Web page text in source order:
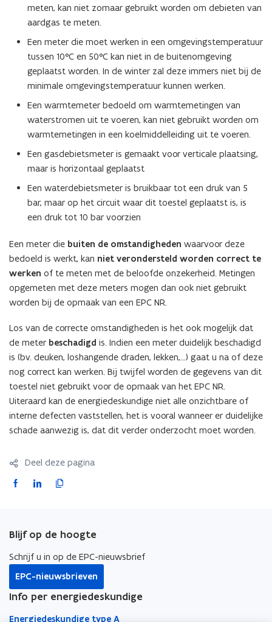
meten, kan niet zomaar gebruikt worden om debieten van
aardgas te meten.
Een meter die moet werken in een omgevingstemperatuur
tussen 10°C en 50°C kan niet in de buitenomgeving
geplaatst worden. In de winter zal deze immers niet bij de
minimale omgevingstemperatuur kunnen werken.
Een warmtemeter bedoeld om warmtemetingen van
waterstromen uit te voeren, kan niet gebruikt worden om
warmtemetingen in een koelmiddelleiding uit te voeren.
Een gasdebietsmeter is gemaakt voor verticale plaatsing,
maar is horizontaal geplaatst
Een waterdebietsmeter is bruikbaar tot een druk van 5
bar, maar op het circuit waar dit toestel geplaatst is, is
een druk tot 10 bar voorzien
Een meter die buiten de omstandigheden waarvoor deze
bedoeld is werkt, kan niet verondersteld worden correct te
werken of te meten met de beloofde onzekerheid. Metingen
opgemeten met deze meters mogen dan ook niet gebruikt
worden bij de opmaak van een EPC NR.
Los van de correcte omstandigheden is het ook mogelijk dat
de meter beschadigd is. Indien een meter duidelijk beschadigd
is (bv. deuken, loshangende draden, lekken,…) gaat u na of deze
nog correct kan werken. Bij twijfel worden de gegevens van dit
toestel niet gebruikt voor de opmaak van het EPC NR.
Uiteraard kan de energiedeskundige niet alle onzichtbare of
interne defecten vaststellen, het is vooral wanneer er duidelijke
schade aanwezig is, dat dit verder onderzocht moet worden.
Deel deze pagina
F
b
o
o
p
L
e
d
o
p
K
e
e
i
n
Blijf op de hoogte
Schrijf u in op de EPC-nieuwsbrief
EPC-nieuwsbrieven
Info per energiedeskundige
Energiedeskundige type A